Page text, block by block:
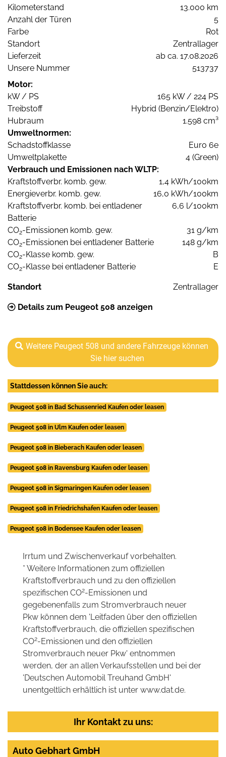
Kilometerstand
13.000 km
Anzahl der Türen
5
Farbe
Rot
Standort
Zentrallager
Lieferzeit
ab ca. 17.08.2026
Unsere Nummer
513737
Motor:
kW / PS
165 kW / 224 PS
Treibstoff
Hybrid (Benzin/Elektro)
Hubraum
1.598 cm³
Umweltnormen:
Schadstoffklasse
Euro 6e
Umweltplakette
4 (Green)
Verbrauch und Emissionen nach WLTP:
Kraftstoffverbr. komb. gew.
1,4 kWh/100km
Energieverbr. komb. gew.
16,0 kWh/100km
Kraftstoffverbr. komb. bei entladener
Batterie
6,6 l/100km
CO2-Emissionen komb. gew.
31 g/km
CO2-Emissionen bei entladener Batterie
148 g/km
CO2-Klasse komb. gew.
B
CO2-Klasse bei entladener Batterie E
Standort Zentrallager
Details zum Peugeot 508 anzeigen
Weitere Peugeot 508 und andere Fahrzeuge können
Sie hier suchen
Stattdessen können Sie auch:
Peugeot 508 in Bad Schussenried Kaufen oder leasen
Peugeot 508 in Ulm Kaufen oder leasen
Peugeot 508 in Bieberach Kaufen oder leasen
Peugeot 508 in Ravensburg Kaufen oder leasen
Peugeot 508 in Sigmaringen Kaufen oder leasen
Peugeot 508 in Friedrichshafen Kaufen oder leasen
Peugeot 508 in Bodensee Kaufen oder leasen
Irrtum und Zwischenverkauf vorbehalten.
* Weitere Informationen zum offiziellen
Kraftstoffverbrauch und zu den offiziellen
spezifischen CO2-Emissionen und
gegebenenfalls zum Stromverbrauch neuer
Pkw können dem 'Leitfaden über den offiziellen
Kraftstoffverbrauch, die offiziellen spezifischen
CO2-Emissionen und den offiziellen
Stromverbrauch neuer Pkw' entnommen
werden, der an allen Verkaufsstellen und bei der
'Deutschen Automobil Treuhand GmbH'
unentgeltlich erhältlich ist unter www.dat.de.
Ihr Kontakt zu uns:
Auto Gebhart GmbH